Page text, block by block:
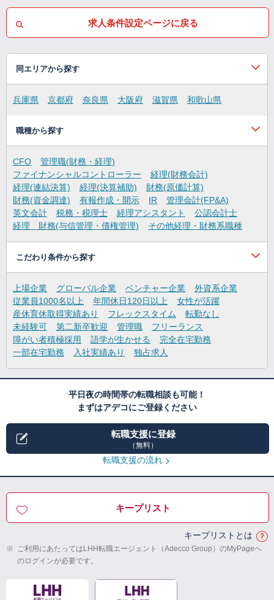
求人条件設定ページに戻る
同エリアから探す
兵庫県 京都府 奈良県 大阪府 滋賀県 和歌山県
職種から探す
CFO
管理職(財務・経理)
ファイナンシャルコントローラー
経理(財務会計)
経理(連結決算)
経理(決算補助)
財務(原価計算)
財務(資金調達)
有報作成・開示 IR
管理会計(FP&A)
英文会計
税務・税理士 経理アシスタント
公認会計士
経理 財務(与信管理・債権管理)
その他経理・財務系職種
こだわり条件から探す
上場企業 グローバル企業 ベンチャー企業
外資系企業
従業員1000名以上
年間休日120日以上
女性が活躍
産休育休取得実績あり
フレックスタイム
転勤なし
未経験可
第二新卒歓迎 管理職
フリーランス
障がい者積極採用
語学が生かせる
完全在宅勤務
一部在宅勤務
入社実績あり 独占求人
平日夜の時間帯の転職相談も可能！
まずはアデコにご登録ください
転職支援に登録
（無料）
転職支援の流れ
キープリスト
キープリストとは
※ ご利用にあたってはLHH転職エージェント（Adecco Group）のMyPageへ
のログインが必要です。